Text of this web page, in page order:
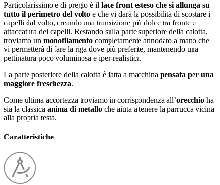
Particolarissimo e di pregio è il lace front esteso che si allunga su
tutto il perimetro del volto e che vi darà la possibilità di scostare i
capelli dal volto, creando una transizione più dolce tra fronte e
attaccatura dei capelli. Restando sulla parte superiore della calotta,
troviamo un monofilamento completamente annodato a mano che
vi permetterà di fare la riga dove più preferite, mantenendo una
pettinatura poco voluminosa e iper-realistica.
La parte posteriore della calotta è fatta a macchina pensata per una
maggiore freschezza.
Come ultima accortezza troviamo in corrispondenza all’orecchio ha
sia la classica anima di metallo che aiuta a tenere la parrucca vicina
alla propria testa.
Caratteristiche